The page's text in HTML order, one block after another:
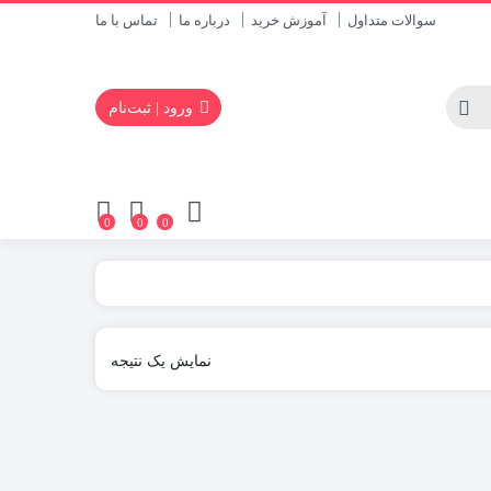
سوالات متداول آموزش خرید درباره ما تماس با ما
ورود | ثبت‌نام
0
0
0
نمایش یک نتیجه